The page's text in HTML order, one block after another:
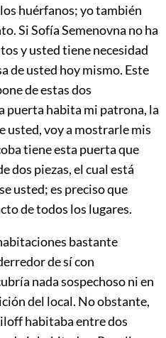
huérfanos; yo también
Si Sofía Semenovna no ha
y usted tiene necesidad
de usted hoy mismo. Este
de estas dos
puerta habita mi patrona, la
usted, voy a mostrarle mis
tiene esta puerta que
dos piezas, el cual está
usted; es preciso que
de todos los lugares.
bastante
de sí con
nada sospechoso ni en
del local. No obstante,
habitaba entre dos